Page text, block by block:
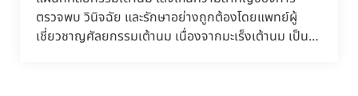
ตรวจพบ วินิจฉัย และรักษาอย่างถูกต้องโดยแพทย์ผู้
เชี่ยวชาญศัลยกรรมเต้านม เนื่องจากมะเร็งเต้านม เป็น